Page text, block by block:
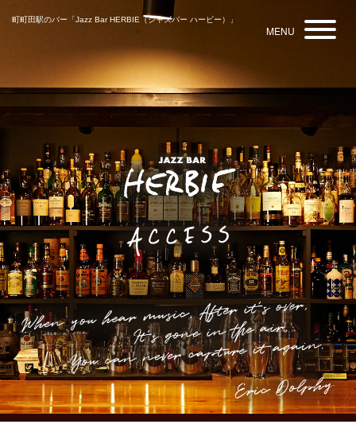
町町田駅のバー「Jazz Bar HERBIE（ジャズバー ハービー）」